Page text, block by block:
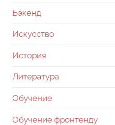
Бэкенд
Искусство
История
Литература
Обучение
Обучение фронтенду